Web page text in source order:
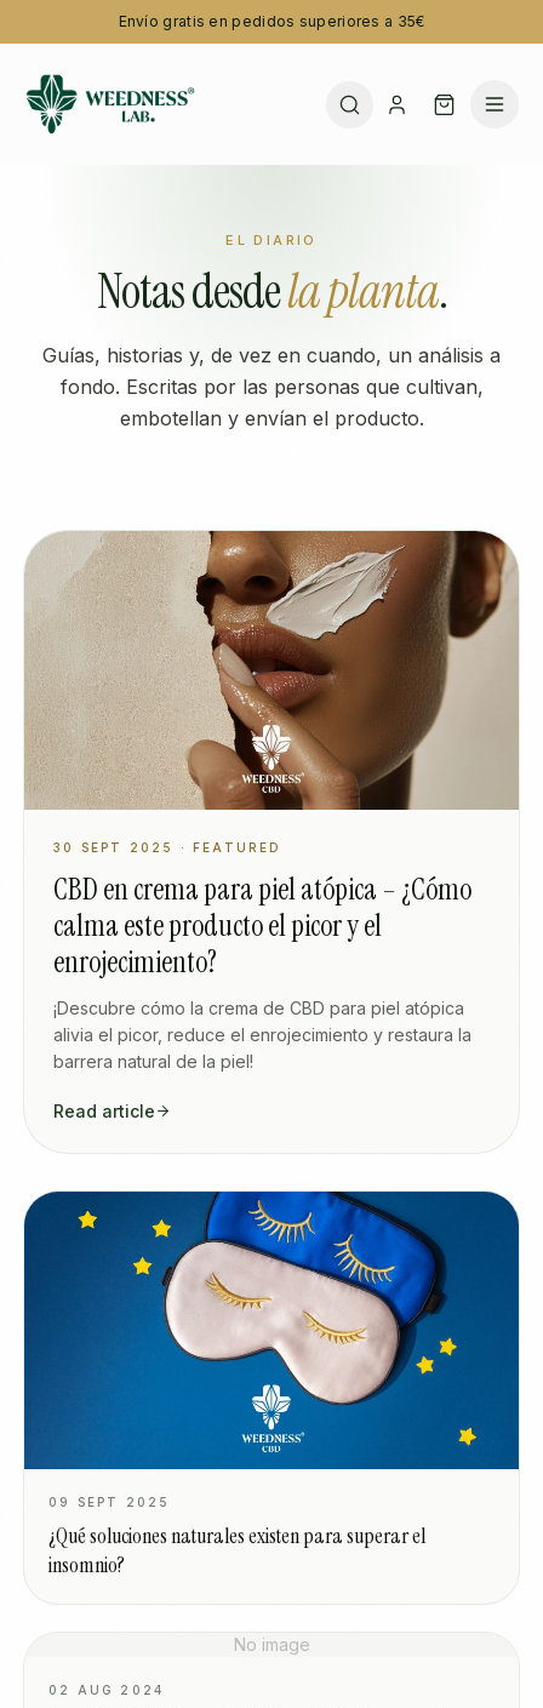
Envío gratis en pedidos superiores a 35€
EL DIARIO
Notas desdela planta.
Guías, historias y, de vez en cuando, un análisis a
fondo. Escritas por las personas que cultivan,
embotellan y envían el producto.
30 SEPT 2025 · FEATURED
CBD en crema para piel atópica – ¿Cómo
calma este producto el picor y el
enrojecimiento?
¡Descubre cómo la crema de CBD para piel atópica
alivia el picor, reduce el enrojecimiento y restaura la
barrera natural de la piel!
Read article
09 SEPT 2025
¿Qué soluciones naturales existen para superar el
insomnio?
No image
02 AUG 2024